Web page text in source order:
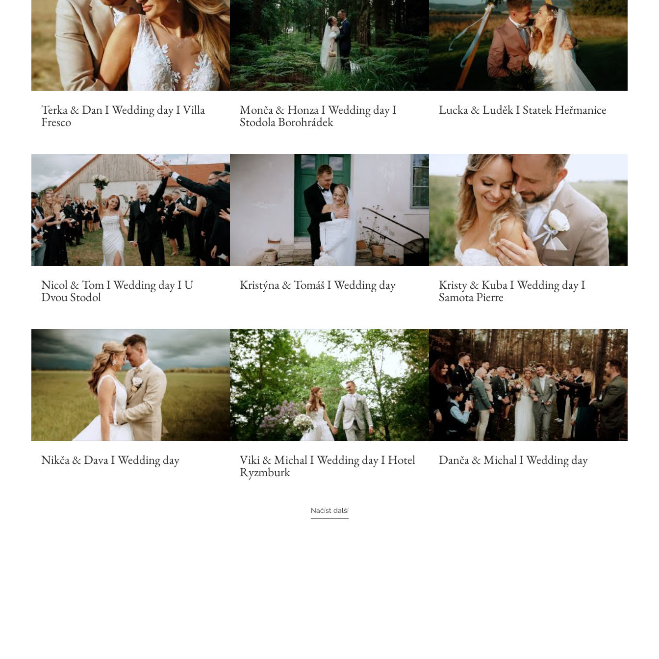
Terka & Dan I Wedding day I Villa
Fresco
Monča & Honza I Wedding day I
Stodola Borohrádek
Lucka & Luděk I Statek Heřmanice
Nicol & Tom I Wedding day I U
Dvou Stodol
Kristýna & Tomáš I Wedding day Kristy & Kuba I Wedding day I
Samota Pierre
Nikča & Dava I Wedding day Viki & Michal I Wedding day I Hotel
Ryzmburk
Danča & Michal I Wedding day
Načíst další